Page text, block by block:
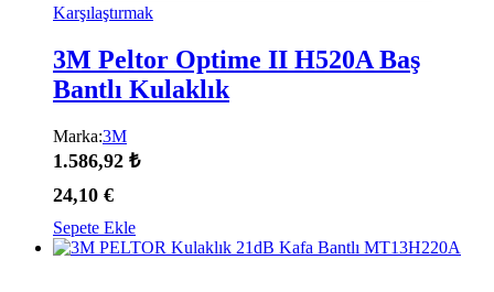
Karşılaştırmak
3M Peltor Optime II H520A Baş
Bantlı Kulaklık
Marka:3M
1.586,92 ₺
24,10 €
Sepete Ekle